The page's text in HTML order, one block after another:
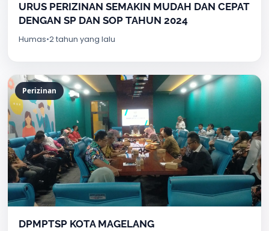
URUS PERIZINAN SEMAKIN MUDAH DAN CEPAT
DENGAN SP DAN SOP TAHUN 2024
Humas•2 tahun yang lalu
Perizinan
DPMPTSP KOTA MAGELANG